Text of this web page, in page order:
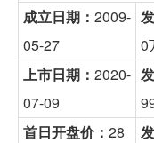
成立日期： 2009-
05-27
0
上市日期： 2020-
07-09
首日开盘价： 28